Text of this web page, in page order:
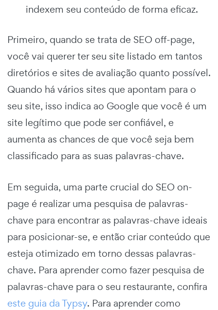
indexem seu conteúdo de forma eficaz.
Primeiro, quando se trata de SEO off-page,
você vai querer ter seu site listado em tantos
diretórios e sites de avaliação quanto possível.
Quando há vários sites que apontam para o
seu site, isso indica ao Google que você é um
site legítimo que pode ser confiável, e
aumenta as chances de que você seja bem
classificado para as suas palavras-chave.
Em seguida, uma parte crucial do SEO on-
page é realizar uma pesquisa de palavras-
chave para encontrar as palavras-chave ideais
para posicionar-se, e então criar conteúdo que
esteja otimizado em torno dessas palavras-
chave. Para aprender como fazer pesquisa de
palavras-chave para o seu restaurante, confira
este guia da Typsy. Para aprender como